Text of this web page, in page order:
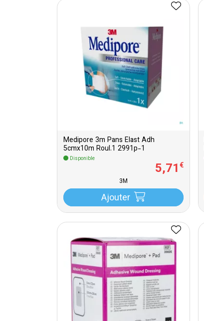
Medipore 3m Pans Elast Adh
5cmx10m Roul.1 2991p-1
Disponible
5,71€
3M
Ajouter